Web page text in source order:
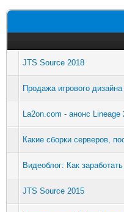
JTS Source 2018
Продажа игрового
La2on.com - анонс Lineage
Какие сборки серверов,
Видеоблог: Как
JTS Source 2015